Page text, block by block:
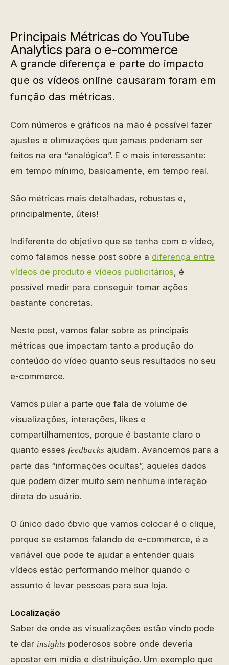
Principais Métricas do YouTube
Analytics para o e-commerce
A grande diferença e parte do impacto
que os vídeos online causaram foram em
função das métricas.
Com números e gráficos na mão é possível fazer
ajustes e otimizações que jamais poderiam ser
feitos na era “analógica”. E o mais interessante:
em tempo mínimo, basicamente, em tempo real.
São métricas mais detalhadas, robustas e,
principalmente, úteis!
Indiferente do objetivo que se tenha com o vídeo,
como falamos nesse post sobre a diferença entre
vídeos de produto e vídeos publicitários, é
possível medir para conseguir tomar ações
bastante concretas.
Neste post, vamos falar sobre as principais
métricas que impactam tanto a produção do
conteúdo do vídeo quanto seus resultados no seu
e-commerce.
Vamos pular a parte que fala de volume de
visualizações, interações, likes e
compartilhamentos, porque é bastante claro o
quanto esses feedbacks ajudam. Avancemos para a
parte das “informações ocultas”, aqueles dados
que podem dizer muito sem nenhuma interação
direta do usuário.
O único dado óbvio que vamos colocar é o clique,
porque se estamos falando de e-commerce, é a
variável que pode te ajudar a entender quais
vídeos estão performando melhor quando o
assunto é levar pessoas para sua loja.
Localização
Saber de onde as visualizações estão vindo pode
te dar insights poderosos sobre onde deveria
apostar em mídia e distribuição. Um exemplo que